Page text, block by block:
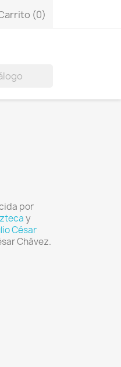
(0)
por
y
César
Chávez.